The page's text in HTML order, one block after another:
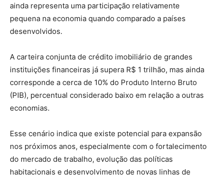
ainda representa uma participação relativamente
pequena na economia quando comparado a países
desenvolvidos.
A carteira conjunta de crédito imobiliário de grandes
instituições financeiras já supera R$ 1 trilhão, mas ainda
corresponde a cerca de 10% do Produto Interno Bruto
(PIB), percentual considerado baixo em relação a outras
economias.
Esse cenário indica que existe potencial para expansão
nos próximos anos, especialmente com o fortalecimento
do mercado de trabalho, evolução das políticas
habitacionais e desenvolvimento de novas linhas de